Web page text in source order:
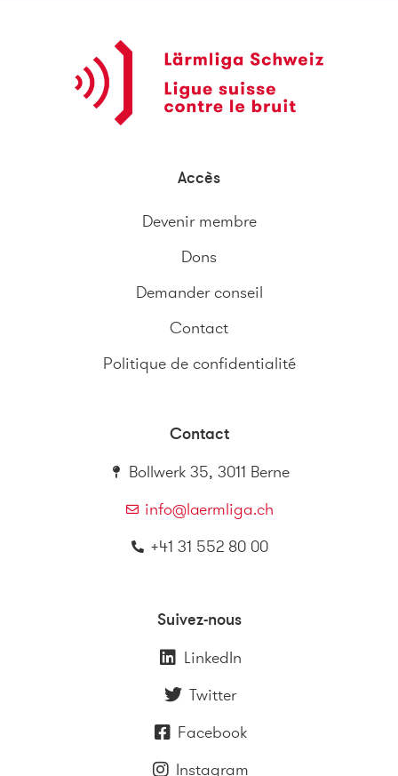
Accès
Devenir membre
Dons
Demander conseil
Contact
Politique de confidentialité
Contact
Bollwerk 35, 3011 Berne
info@laermliga.ch
+41 31 552 80 00
Suivez-nous
LinkedIn
Twitter
Facebook
Instagram